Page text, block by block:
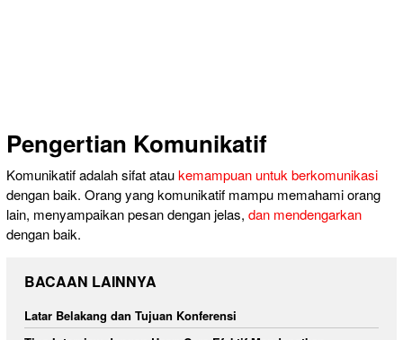
Pengertian Komunikatif
Komunikatif adalah sifat ataukemampuan untuk berkomunikasi
dengan baik. Orang yang komunikatif mampu memahami orang
lain, menyampaikan pesan dengan jelas, dan mendengarkan
dengan baik.
BACAAN LAINNYA
Latar Belakang dan Tujuan Konferensi